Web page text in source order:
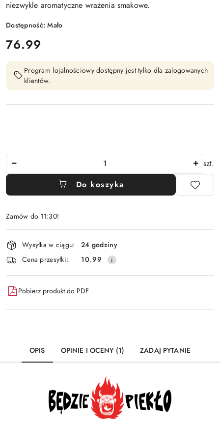
niezwykle aromatyczne wrażenia smakowe.
Dostępność:Mało
cena:
76.99
Program lojalnościowy dostępny jest tylko dla zalogowanych
klientów.
szt.
Do koszyka
Zamów do 11:30!
Dostępność
i
dostawa
Wysyłka w ciągu:
24 godziny
Cena przesyłki:
10.99
Pobierz produkt do PDF
OPIS OPINIE I OCENY (1) ZADAJ PYTANIE